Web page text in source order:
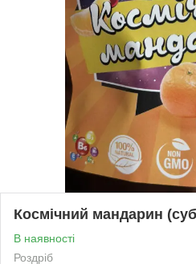
Космічний мандарин
В наявності
Роздріб